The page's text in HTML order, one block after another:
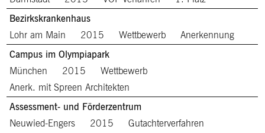
Bezirkskrankenhaus
Lohr am Main
2015 Wettbewerb
Anerkennung
Campus im Olympiapark
München
2015
Wettbewerb
Anerk. mit Spreen Architekten
Assessment- und Förderzentrum
Neuwied-Engers
2015
Gutachterverfahren